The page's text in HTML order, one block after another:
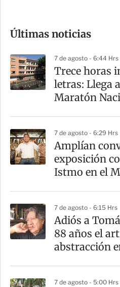
m
a
r
t
Últimas noticias
7 de agosto - 6:44 Hrs
Trece horas
letras: Llega
Maratón
7 de agosto - 6:29 Hrs
Amplían
exposición
Istmo en el
7 de agosto - 6:15 Hrs
Adiós a
88 años el
abstracción
7 de agosto - 5:00 Hrs